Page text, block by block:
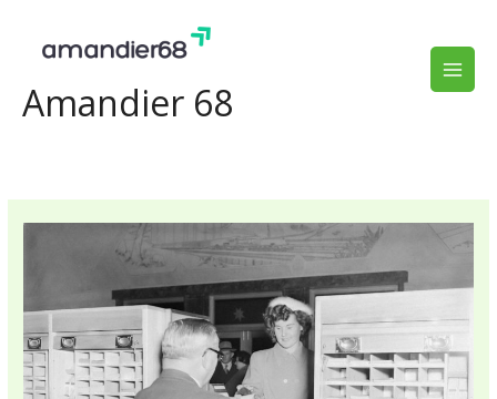
contenu
Amandier 68